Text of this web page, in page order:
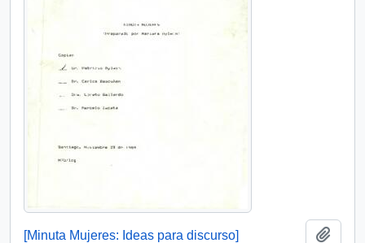
[Minuta Mujeres: Ideas para discurso]